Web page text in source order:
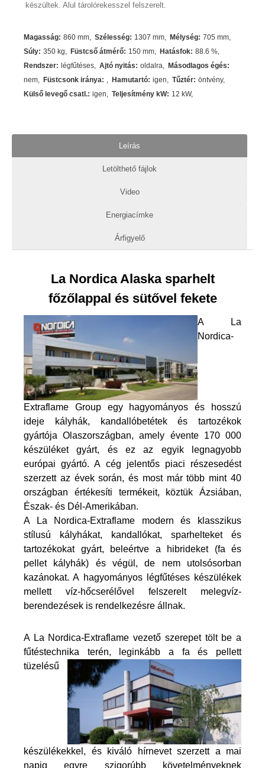
készültek. Alul tárolórekesszel felszerelt.
Magasság: 860 mm Szélesség: 1307 mm Mélység: 705 mm
Súly: 350 kg Füstcső átmérő: 150 mm Hatásfok: 88.6%
Rendszer: légfűtéses Ajtó nyitás: oldalra Másodlagos égés:
nem
Füstcsonk iránya: Hamutartó: igen Tűztér: öntvény
Külső levegő csatl.: igen Teljesítmény kW: 12 kW
Leírás
Letölthető fájlok
Video
Energiacímke
Árfigyelő
La Nordica Alaska sparhelt
főzőlappal és sütővel fekete
A La
Nordica-
Extraflame Group egy hagyományos és hosszú
ideje kályhák, kandallóbetétek és tartozékok
gyártója Olaszországban, amely évente 170 000
készüléket gyárt, és ez az egyik legnagyobb
európai gyártó. A cég jelentős piaci részesedést
szerzett az évek során, és most már több mint 40
országban értékesíti termékeit, köztük Ázsiában,
Észak- és Dél-Amerikában.
A La Nordica-Extraflame modern és klasszikus
stílusú kályhákat, kandallókat, sparhelteket és
tartozékokat gyárt, beleértve a hibrideket (fa és
pellet kályhák) és végül, de nem utolsósorban
kazánokat. A hagyományos légfűtéses készülékek
mellett víz-hőcserélővel felszerelt melegvíz-
berendezések is rendelkezésre állnak.
A La Nordica-Extraflame vezető szerepet tölt be a
fűtéstechnika terén, leginkább a fa és pellett
tüzelésű
készülékekkel, és kiváló hírnevet szerzett a mai
napig egyre szigorúbb követelményeknek